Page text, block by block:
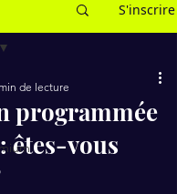
S'inscrire
programmée
êtes-vous
de lecture